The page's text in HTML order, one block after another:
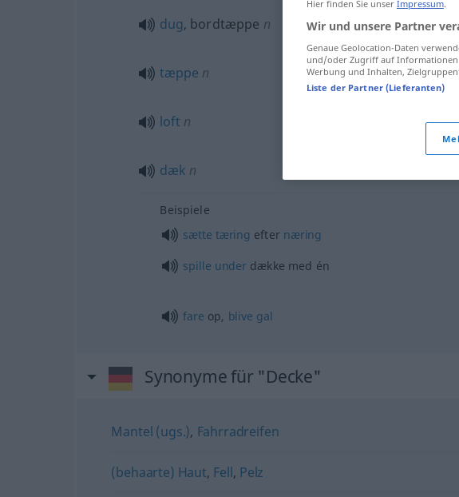
dug, bordtæppe n
tæppe n
loft n
dæk n
Beispiele
sætte tæring efter næring
spille under dække med én
fare op, blive gal
Synonyme für "Decke"
Mantel (ugs.), Fahrradreifen
(behaarte) Haut, Fell, Pelz
Hier finden Sie unser Impressum.
Wir und unsere Partner
Genaue Geolocation-Daten
und/oder Zugriff auf Informationen
Werbung und Inhalten,
Liste der Partner (Lieferanten)